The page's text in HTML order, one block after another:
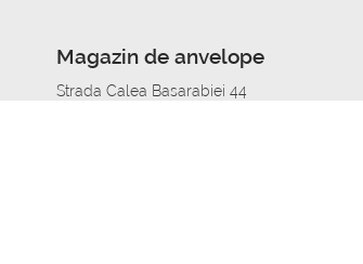
Magazin de anvelope
Strada Calea Basarabiei 44